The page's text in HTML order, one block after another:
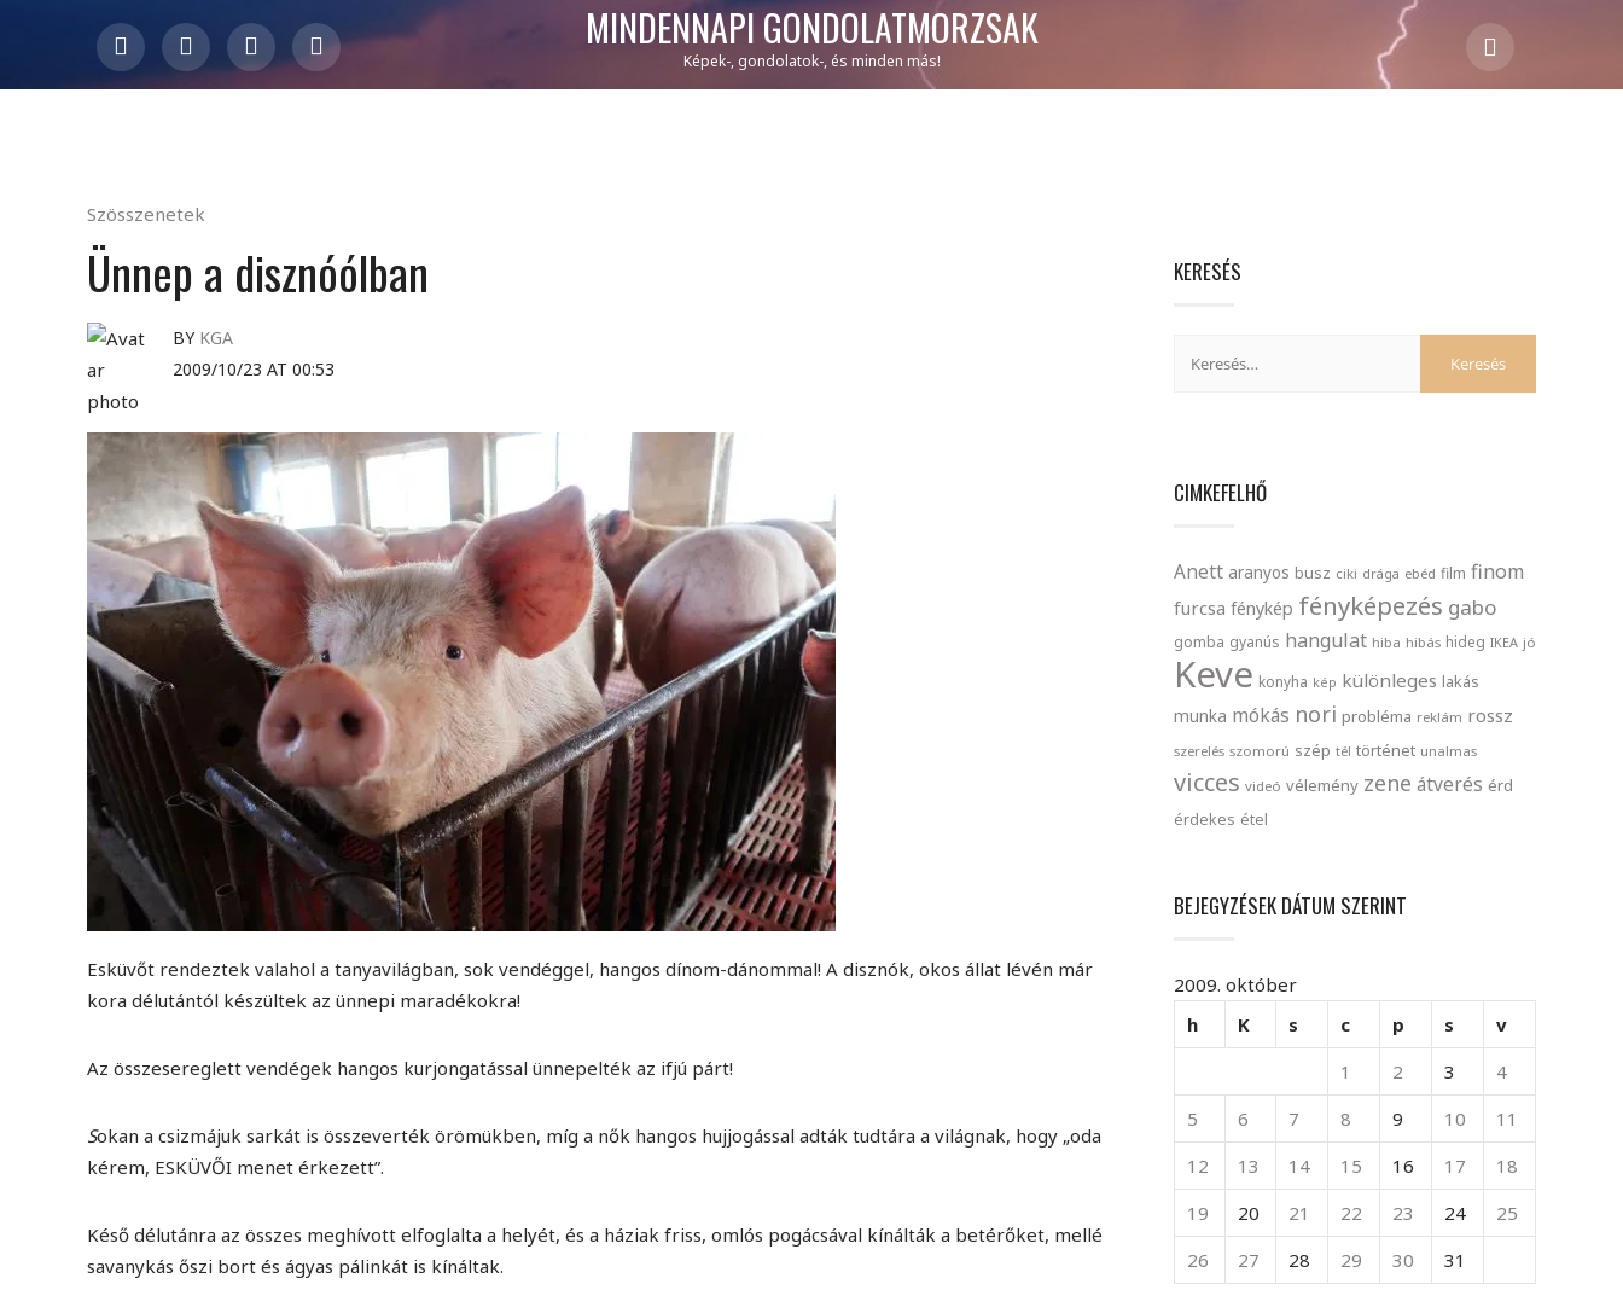
MINDENNAPI GONDOLATMORZSÁK
Képek-, gondolatok-, és minden más!
Szösszenetek
Ünnep a disznóólban
BY KGA
2009/10/23 AT 00:53
Esküvőt rendeztek valahol a tanyavilágban, sok vendéggel, hangos dínom-dánommal! A disznók, okos állat lévén már
kora délutántól készültek az ünnepi maradékokra!
Az összesereglett vendégek hangos kurjongatással ünnepelték az ifjú párt!
Sokan a csizmájuk sarkát is összeverték örömükben, míg a nők hangos hujjogással adták tudtára a világnak, hogy „oda
kérem, ESKÜVŐI menet érkezett”.
Késő délutánra az összes meghívott elfoglalta a helyét, és a háziak friss, omlós pogácsával kínálták a betérőket, mellé
savanykás őszi bort és ágyas pálinkát is kínáltak.
KERESÉS
CIMKEFELHŐ
Anett aranyos busz ciki drága ebéd film finom
furcsa fénykép fényképezés gabo
gomba gyanús hangulat hiba hibás hideg IKEA jó
Keve konyha kép különleges lakás
munka mókás nori probléma reklám rossz
szerelés szomorú szép tél történet unalmas
vicces videó vélemény zene átverés érd
érdekes étel
BEJEGYZÉSEK DÁTUM SZERINT
2009. október
h
K s c p s
v
1
2 3
4
5
6 7 8 9 10
11
12
13 14 15 16 17
18
19
20 21 22 23 24
25
26
27 28 29 30 31